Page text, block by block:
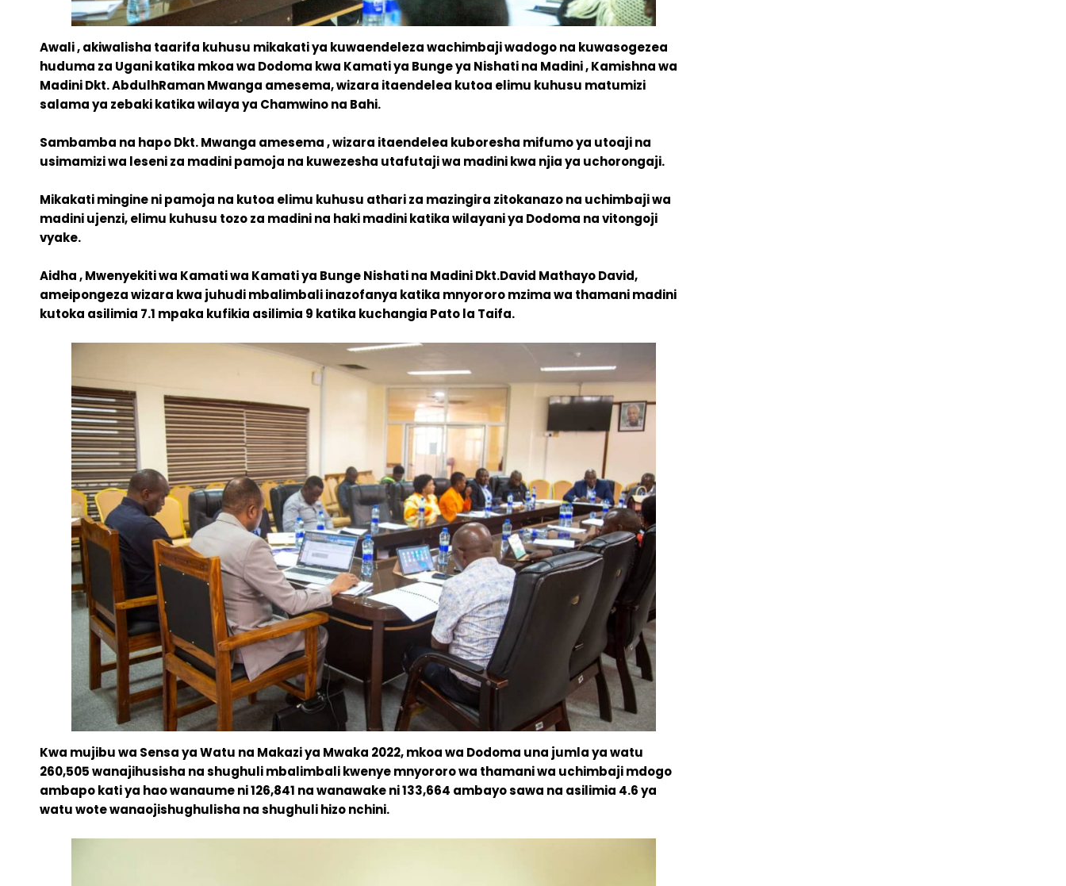
Awali , akiwalisha taarifa kuhusu mikakati ya kuwaendeleza wachimbaji wadogo na kuwasogezea
huduma za Ugani katika mkoa wa Dodoma kwa Kamati ya Bunge ya Nishati na Madini , Kamishna wa
Madini Dkt. AbdulhRaman Mwanga amesema, wizara itaendelea kutoa elimu kuhusu matumizi
salama ya zebaki katika wilaya ya Chamwino na Bahi.
Sambamba na hapo Dkt. Mwanga amesema , wizara itaendelea kuboresha mifumo ya utoaji na
usimamizi wa leseni za madini pamoja na kuwezesha utafutaji wa madini kwa njia ya uchorongaji.
Mikakati mingine ni pamoja na kutoa elimu kuhusu athari za mazingira zitokanazo na uchimbaji wa
madini ujenzi, elimu kuhusu tozo za madini na haki madini katika wilayani ya Dodoma na vitongoji
vyake.
Aidha , Mwenyekiti wa Kamati wa Kamati ya Bunge Nishati na Madini Dkt.David Mathayo David,
ameipongeza wizara kwa juhudi mbalimbali inazofanya katika mnyororo mzima wa thamani madini
kutoka asilimia 7.1 mpaka kufikia asilimia 9 katika kuchangia Pato la Taifa.
Kwa mujibu wa Sensa ya Watu na Makazi ya Mwaka 2022, mkoa wa Dodoma una jumla ya watu
260,505 wanajihusisha na shughuli mbalimbali kwenye mnyororo wa thamani wa uchimbaji mdogo
ambapo kati ya hao wanaume ni 126,841 na wanawake ni 133,664 ambayo sawa na asilimia 4.6 ya
watu wote wanaojishughulisha na shughuli hizo nchini.